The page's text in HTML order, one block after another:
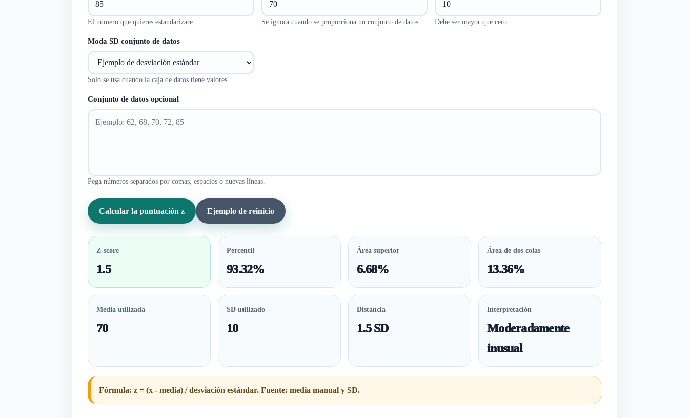
El número que quieres estandarizare. Se ignora cuando se proporciona un conjunto de datos. Debe ser mayor que cero.
Moda SD conjunto de datos
Solo se usa cuando la caja de datos tiene valores.
Conjunto de datos opcional
Pega números separados por comas, espacios o nuevas líneas.
Calcular la puntuación z Ejemplo de reinicio
Z-score
1.5
Percentil
93.32%
Área superior
6.68%
Área de dos colas
13.36%
Media utilizada
70
SD utilizado
10
Distancia
1.5 SD
Interpretación
Moderadamente
inusual
Fórmula: z = (x - media) / desviación estándar. Fuente: media manual y SD.